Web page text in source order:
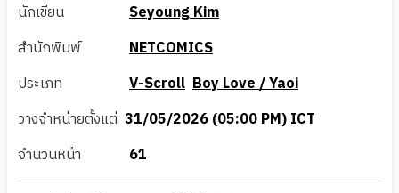
นักเขียน
Seyoung Kim
สำนักพิมพ์
NETCOMICS
ประเภท
V-Scroll Boy Love / Yaoi
วางจำหน่ายตั้งแต่ 31/05/2026 (05:00 PM) ICT
จำนวนหน้า
61